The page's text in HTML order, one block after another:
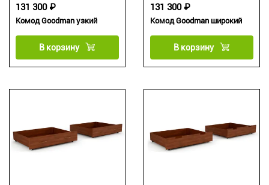
Комод Goodman узкий
131 300 ₽
В корзину
Комод Goodman широкий
131 300 ₽
В корзину